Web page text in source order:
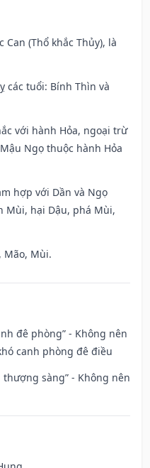
Can (Thổ khắc Thủy), là
các tuổi: Bính Thìn và
với hành Hỏa, ngoại trừ
Ngọ thuộc hành Hỏa
hợp với Dần và Ngọ
Mùi, hại Dậu, phá Mùi,
Mão, Mùi.
đê phòng” - Không nên
canh phòng đê điều
thượng sàng” - Không nên